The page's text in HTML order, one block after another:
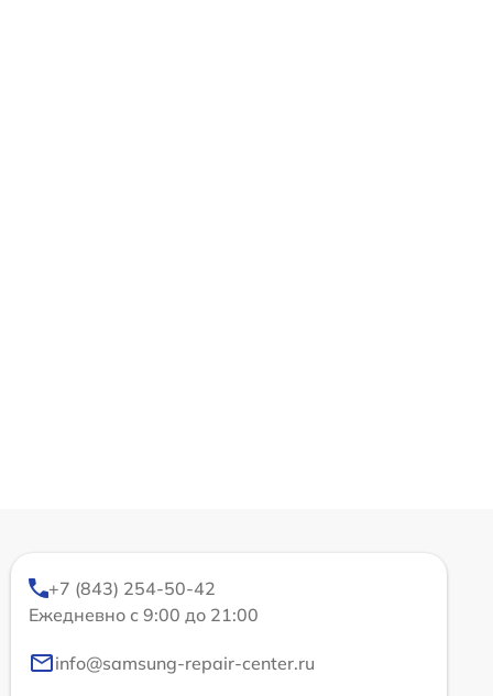
+7 (843) 254-50-42
Ежедневно с 9:00 до 21:00
info@samsung-repair-center.ru